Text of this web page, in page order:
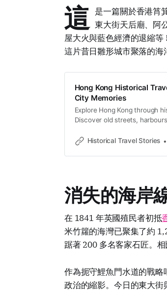
這 是一篇關於香港筲
東大街天后廟、阿
屋大火與藍色經濟的退縮
這片昔日雛形城市聚落的海
Hong Kong Historical
City Memories
Explore Hong Kong through
Discover old streets,
Historical Travel Stories
消失的海岸
在 1841 年英國殖民者初抵
米竹籮的海灣已聚集了約
踞著 200 多名客家石匠。
作為扼守鯉魚門水道的戰
政治的縮影。今日的東大